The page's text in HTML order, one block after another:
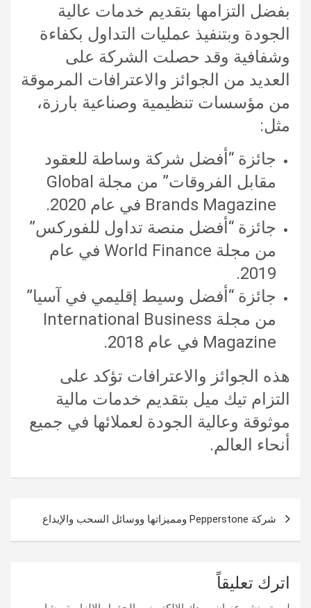
بفضل التزامها بتقديم خدمات عالية
الجودة وبتنفيذ عمليات التداول بكفاءة
وشفافية وقد حصلت الشركة على
العديد من الجوائز والاعترافات المرموقة
من مؤسسات تنظيمية وصناعية بارزة،
مثل:
جائزة “أفضل شركة وساطة للعقود
مقابل الفروقات” من مجلة Global
Brands Magazine في عام 2020.
جائزة “أفضل منصة تداول للفوركس”
من مجلة World Finance في عام
2019.
جائزة “أفضل وسيط إقليمي في آسيا”
من مجلة International Business
Magazine في عام 2018.
هذه الجوائز والاعترافات تؤكد على
التزام تيك ميل بتقديم خدمات مالية
موثوقة وعالية الجودة لعملائها في جميع
أنحاء العالم.
المقالات
شركة Pepperstone ومميزاتها ووسائل السحب والإيداع
اترك تعليقاً